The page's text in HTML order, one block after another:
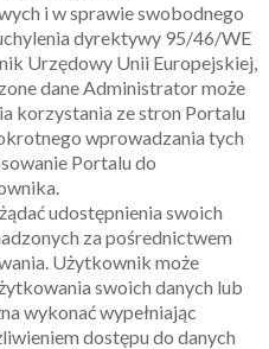
i w sprawie swobodnego
dyrektywy 95/46/WE
Urzędowy Unii Europejskiej,
dane Administrator może
korzystania ze stron Portalu
wprowadzania tych
Portalu do
udostępnienia swoich
za pośrednictwem
Użytkownik może
swoich danych lub
wykonać wypełniając
dostępu do danych